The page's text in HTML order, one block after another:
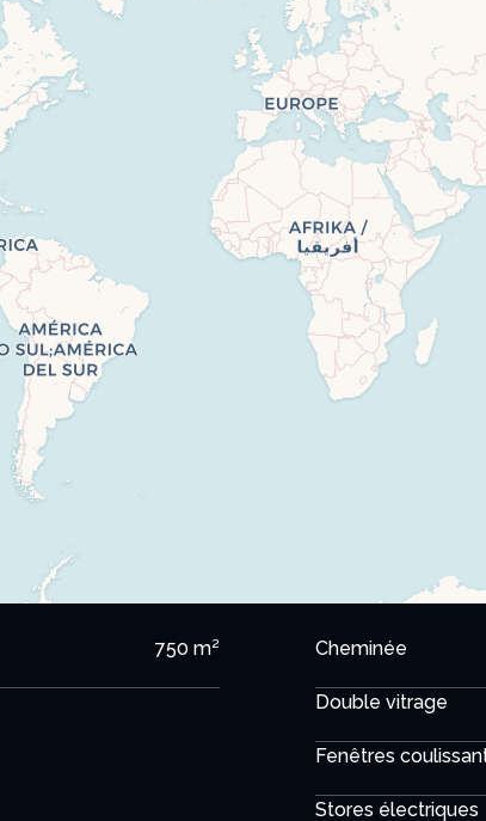
750 m² Cheminée
Double vitrage
Fenêtres
Stores électriques